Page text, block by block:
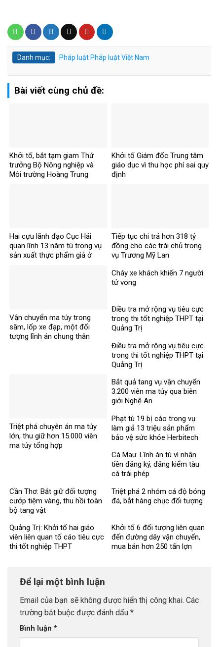
Danh mục: Pháp luật Pháp luật Việt Nam
Bài viết cùng chủ đề:
Khởi tố, bắt tạm giam Thứ
trưởng Bộ Nông nghiệp và
Môi trường Hoàng Trung
Khởi tố Giám đốc Trung tâm
giáo dục vì thu học phí sai quy
định
Hai cựu lãnh đạo Cục Hải
quan lĩnh 13 năm tù trong vụ
sản xuất thực phẩm giả ở
Tiếp tục chi trả hơn 318 tỷ
đồng cho các trái chủ trong
vụ Trương Mỹ Lan
Vận chuyển ma túy trong
săm, lốp xe đạp, một đối
tượng lĩnh án chung thân
Cháy xe khách khiến 7 người
tử vong​
Điều tra mở rộng vụ tiêu cực
trong thi tốt nghiệp THPT tại
Quảng Trị
Điều tra mở rộng vụ tiêu cực
trong thi tốt nghiệp THPT tại
Quảng Trị
Triệt phá chuyên án ma túy
lớn, thu giữ hơn 15.000 viên
ma túy tổng hợp
Bắt quả tang vụ vận chuyển
3.200 viên ma túy qua biên
giới Nghệ An
Phạt tù 19 bị cáo trong vụ
làm giả 13 triệu sản phẩm
bảo vệ sức khỏe Herbitech
Cà Mau: Lĩnh án tù vì nhận
tiền đăng ký, đăng kiểm tàu
cá trái phép
Cần Thơ: Bắt giữ đối tượng
cướp tiệm vàng, thu hồi toàn
bộ tang vật
Triệt phá 2 nhóm cá độ bóng
đá, bắt hàng chục đối tượng
Quảng Trị: Khởi tố hai giáo
viên liên quan tố cáo tiêu cực
thi tốt nghiệp THPT
Khởi tố 6 đối tượng liên quan
đến đường dây vận chuyển,
mua bán hơn 250 tấn lợn
Để lại một bình luận
Email của bạn sẽ không được hiển thị công khai. Các
trường bắt buộc được đánh dấu *
Bình luận *